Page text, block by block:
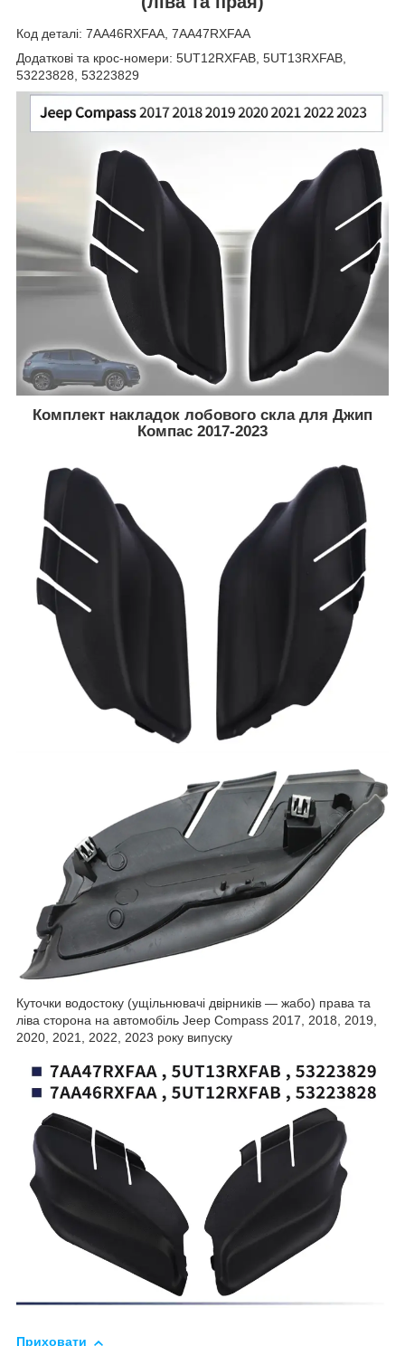
Код деталі: 7AA46RXFAA, 7AA47RXFAA
Додаткові та крос-номери: 5UT12RXFAB, 5UT13RXFAB,
53223828, 53223829
Комплект накладок лобового скла для Джип
Компас 2017-2023
Куточки водостоку (ущільнювачі двірників — жабо) права та
ліва сторона на автомобіль Jeep Compass 2017, 2018, 2019,
2020, 2021, 2022, 2023 року випуску
Приховати